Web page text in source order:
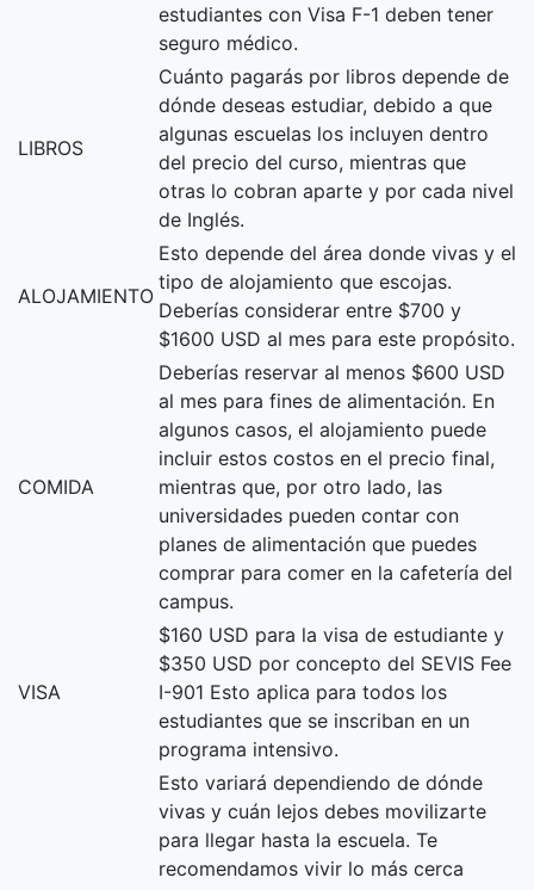
estudiantes con Visa F-1 deben tener
seguro médico.
LIBROS
Cuánto pagarás por libros depende de
dónde deseas estudiar, debido a que
algunas escuelas los incluyen dentro
del precio del curso, mientras que
otras lo cobran aparte y por cada nivel
de Inglés.
ALOJAMIENTO
Esto depende del área donde vivas y el
tipo de alojamiento que escojas.
Deberías considerar entre $700 y
$1600 USD al mes para este propósito.
COMIDA
Deberías reservar al menos $600 USD
al mes para fines de alimentación. En
algunos casos, el alojamiento puede
incluir estos costos en el precio final,
mientras que, por otro lado, las
universidades pueden contar con
planes de alimentación que puedes
comprar para comer en la cafetería del
campus.
VISA
$160 USD para la visa de estudiante y
$350 USD por concepto del SEVIS Fee
I-901 Esto aplica para todos los
estudiantes que se inscriban en un
programa intensivo.
Esto variará dependiendo de dónde
vivas y cuán lejos debes movilizarte
para llegar hasta la escuela. Te
recomendamos vivir lo más cerca